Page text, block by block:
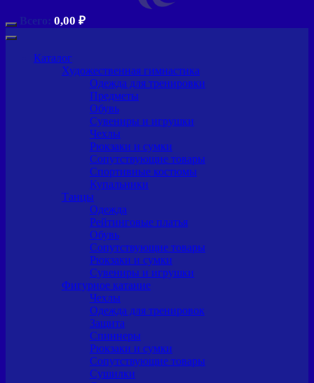
Всего: 0,00 ₽
Каталог
Художественная гимнастика
Одежда для тренировки
Предметы
Обувь
Сувениры и игрушки
Чехлы
Рюкзаки и сумки
Сопутствующие товары
Спортивные костюмы
Купальники
Танцы
Одежда
Рейтинговые платья
Обувь
Сопутствующие товары
Рюкзаки и сумки
Сувениры и игрушки
Фигурное катание
Чехлы
Одежда для тренировок
Защита
Спиннеры
Рюкзаки и сумки
Сопутствующие товары
Сушилки